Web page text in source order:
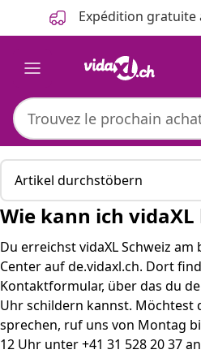
Précédent Expédition gratuite
Artikel durchstöbern
Wie kann ich vidaXL
Hier sind einige passende
interessant sein könnten.
So erreichst du den vidaXL
Wie kann ich
Du erreichst vidaXL Schweiz
Center auf de.vidaxl.ch. Dort
Kontaktformular, über das du
Uhr schildern kannst. Möchtest
sprechen, ruf uns von Montag
12 Uhr unter +41 31 528 20 37